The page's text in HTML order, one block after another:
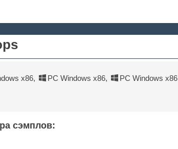
x86, PC Windows x86,
PC Windows x86
сэмплов: